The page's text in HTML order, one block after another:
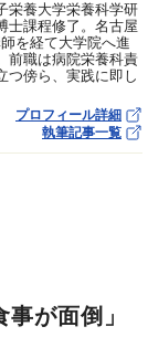
養大学栄養科学研
課程修了。名古屋
を経て大学院へ進
前職は病院栄養科責
つ傍ら、実践に即し
プロフィール詳細
執筆記事一覧
が面倒」